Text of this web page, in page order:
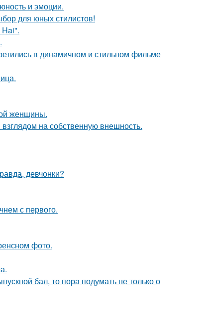
и эмоции.
для юных стилистов!
в динамичном и стильном фильме
женщины.
на собственную внешность.
девчонки?
с первого.
фото.
бал, то пора подумать не только о